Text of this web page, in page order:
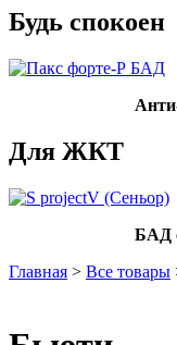
Будь спокоен
Для ЖКТ
БАД
Главная > Все товары